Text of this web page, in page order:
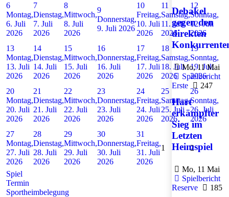
6
Montag,
6. Juli
2026
7
Dienstag,
7. Juli
2026
8
Mittwoch,
8. Juli
2026
9
Donnerstag,
9. Juli 2026
10
Freitag,
10. Juli
2026
11
Samstag,
11. Juli
2026
12
Sonntag,
12. Juli
2026
13
Montag,
13. Juli
2026
14
Dienstag,
14. Juli
2026
15
Mittwoch,
15. Juli
2026
16
Donnerstag,
16. Juli
2026
17
Freitag,
17. Juli
2026
18
Samstag,
18. Juli
2026
19
Sonntag,
19. Juli
2026
20
Montag,
20. Juli
2026
21
Dienstag,
21. Juli
2026
22
Mittwoch,
22. Juli
2026
23
Donnerstag,
23. Juli
2026
24
Freitag,
24. Juli
2026
25
Samstag,
25. Juli
2026
26
Sonntag,
26. Juli
2026
27
Montag,
27. Juli
2026
28
Dienstag,
28. Juli
2026
29
Mittwoch,
29. Juli
2026
30
Donnerstag,
30. Juli
2026
31
Freitag,
31. Juli
2026
1 2
Spiel
Termin
Sportheimbelegung
Debakel
gegen den
direkten
Mo, 11 Mai
Spielbericht
Erste
247
Hart
erkämpfter
Sieg im
Letzten
Heimspiel
Mo, 11 Mai
Spielbericht
Reserve
185